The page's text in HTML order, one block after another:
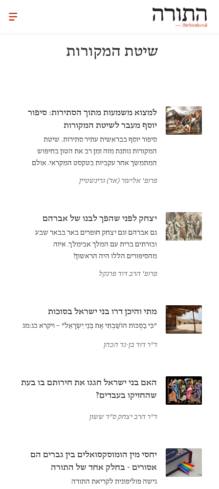
שיטת המקורות
למצוא משמעות מתוך הסתירות: סיפור
יוסף מעבר לשיטת המקורות
סיפור יוסף בבראשית עתיר סתירות. שיטת
המקורות נותנת מזה זמן רב את הטון בחיפוש
המתמשך אחר עקביות בטקסט המקראי. אולם
כיצד נוכל להבין את הטקסט בצורתו הסופית?
פרופ' אליעזר (אד) גרינשטיין
יצחק לפני שהפך לבנו של אברהם
גם אברהם וגם יצחק חופרים באר בבאר שבע
וכורתים ברית עם המלך אבימלך. איזה
מהסיפורים הללו היה הראשון?
פרופ' הרב דוד פרנקל
מתי והיכן דרו בני ישראל בסוכות
"כִּי בַסֻּכּוֹת הוֹשַׁבְתִּי אֶת בְּנֵי יִשְׂרָאֵל" – ויקרא כג:מג
ד"ר דוד בן-גד הכהן
האם בני ישראל חגגו את חירותם בו בעת
שהחזיקו בעבדים?
ד"ר הרב יצחק ס"ד ששון
יחסי מין הומוסקסואלים בין גברים הם
אסורים - בחלק אחד של התורה
גישה פוליפונית לקריאת התורה